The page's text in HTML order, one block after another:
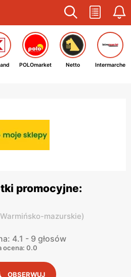
POLOmarket Netto Intermarche
promocyjne:
mazurskie)
4.1 - 9 głosów
ocena: 0.0
OBSERWUJ